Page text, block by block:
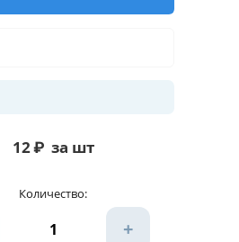
12₽ за шт
Количество:
+